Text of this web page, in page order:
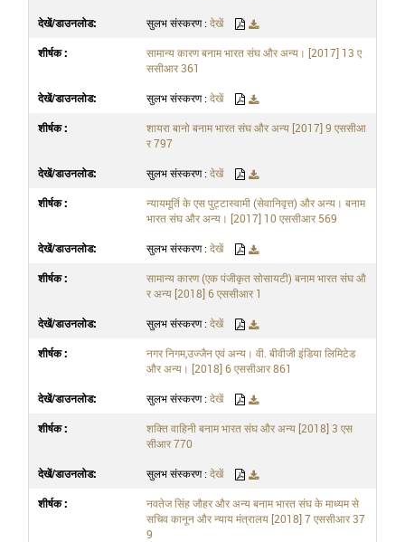
सुलभ संस्करण : देखें
सामान्य कारण बनाम भारत संघ और अन्य। [2017] 13 ए
ससीआर 361
सुलभ संस्करण :देखें
शायरा बानो बनाम भारत संघ और अन्य [2017] 9 एससीआ
र 797
सुलभ संस्करण : देखें
न्यायमूर्ति के एस पुट्टास्वामी (सेवानिवृत्त) और अन्य। बनाम
भारत संघ और अन्य। [2017] 10 एससीआर 569
सुलभ संस्करण :देखें
सामान्य कारण (एक पंजीकृत सोसायटी) बनाम भारत संघ औ
र अन्य [2018] 6 एससीआर 1
सुलभ संस्करण : देखें
नगर निगम,उज्जैन एवं अन्य। वी. बीवीजी इंडिया लिमिटेड
और अन्य। [2018] 6 एससीआर 861
सुलभ संस्करण :देखें
शक्ति वाहिनी बनाम भारत संघ और अन्य [2018] 3 एस
सीआर 770
सुलभ संस्करण : देखें
नवतेज सिंह जौहर और अन्य बनाम भारत संघ के माध्यम से
सचिव कानून और न्याय मंत्रालय [2018] 7 एससीआर 37
9